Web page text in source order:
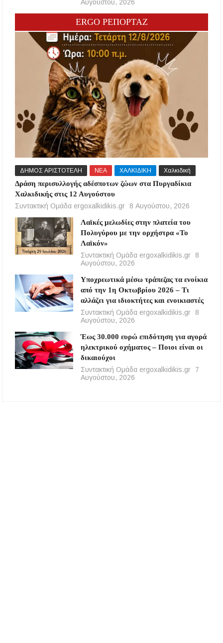
Αυγούστου, 2026
ERGO ΡΕΠΟΡΤΑΖ
ΔΗΜΟΣ ΑΡΙΣΤΟΤΕΛΗ ΝΕΑ ΧΑΛΚΙΔΙΚΗ Χαλκιδική
Δράση περισυλλογής αδέσποτων ζώων στα Πυργαδίκια
Χαλκιδικής στις 12 Αυγούστου
Συντακτική Ομάδα ergoxalkidikis.gr
8 Αυγούστου, 2026
Λαϊκές μελωδίες στην πλατεία του
Πολυγύρου με την ορχήστρα «Το
Λαϊκόν»
Συντακτική Ομάδα ergoxalkidikis.gr
8
Αυγούστου, 2026
Υποχρεωτικά μέσω τράπεζας τα ενοίκια
από την 1η Οκτωβρίου 2026 – Τι
αλλάζει για ιδιοκτήτες και ενοικιαστές
Συντακτική Ομάδα ergoxalkidikis.gr
8
Αυγούστου, 2026
Έως 30.000 ευρώ επιδότηση για αγορά
ηλεκτρικού οχήματος – Ποιοι είναι οι
δικαιούχοι
Συντακτική Ομάδα ergoxalkidikis.gr
7
Αυγούστου, 2026